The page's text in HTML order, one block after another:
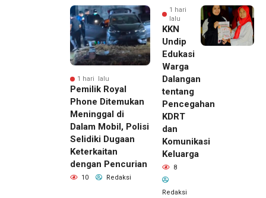
1 hari lalu
Pemilik Royal
Phone Ditemukan
Meninggal di
Dalam Mobil, Polisi
Selidiki Dugaan
Keterkaitan
dengan Pencurian
10 Redaksi
1 hari
lalu
KKN
Undip
Edukasi
Warga
Dalangan
tentang
Pencegahan
KDRT
dan
Komunikasi
Keluarga
8
Redaksi